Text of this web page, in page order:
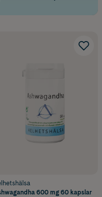
600 mg 60 kapslar